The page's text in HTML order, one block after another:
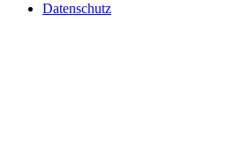
Datenschutz